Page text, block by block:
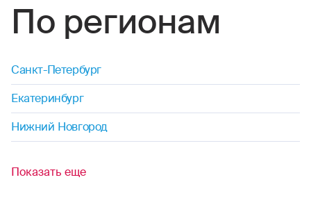
По регионам
Санкт-Петербург
Екатеринбург
Нижний Новгород
Показать еще